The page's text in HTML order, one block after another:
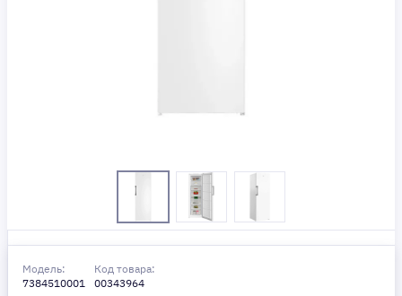
Модель:
7384510001
Код товара:
00343964